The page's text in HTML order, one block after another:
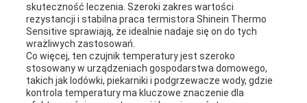
skuteczność leczenia. Szeroki zakres wartości
rezystancji i stabilna praca termistora Shinein Thermo
Sensitive sprawiają, że idealnie nadaje się on do tych
wrażliwych zastosowań.
Co więcej, ten czujnik temperatury jest szeroko
stosowany w urządzeniach gospodarstwa domowego,
takich jak lodówki, piekarniki i podgrzewacze wody, gdzie
kontrola temperatury ma kluczowe znaczenie dla